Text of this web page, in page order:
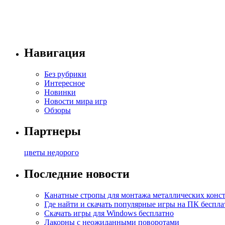
Навигация
Без рубрики
Интересное
Новинки
Новости мира игр
Обзоры
Партнеры
цветы недорого
Последние новости
Канатные стропы для монтажа металлических
Где найти и скачать популярные игры на ПК
Скачать игры для Windows бесплатно
Лакорны с неожиданными поворотами